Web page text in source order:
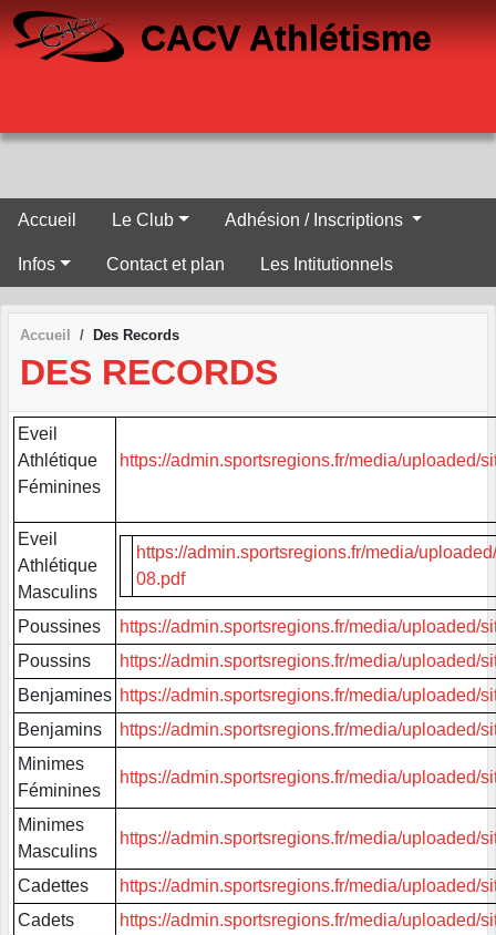
CACV Athlétisme
Accueil Le Club Adhésion / Inscriptions
Infos Contact et plan Les Intitutionnels
Accueil Des Records
DES RECORDS
Eveil
Athlétique
Féminines
https://admin.sportsregions.fr/media/uploaded/
Eveil
Athlétique
Masculins
https://admin.sportsregions.fr/media/
08.pdf
Poussines
https://admin.sportsregions.fr/media/uploaded/
Poussins
https://admin.sportsregions.fr/media/uploaded/
Benjamines https://admin.sportsregions.fr/media/uploaded/
Benjamins
https://admin.sportsregions.fr/media/uploaded/
Minimes
Féminines
https://admin.sportsregions.fr/media/uploaded/
Minimes
Masculins
https://admin.sportsregions.fr/media/uploaded/
Cadettes
https://admin.sportsregions.fr/media/
Cadets
https://admin.sportsregions.fr/media/
Panneau de gestion des cookies